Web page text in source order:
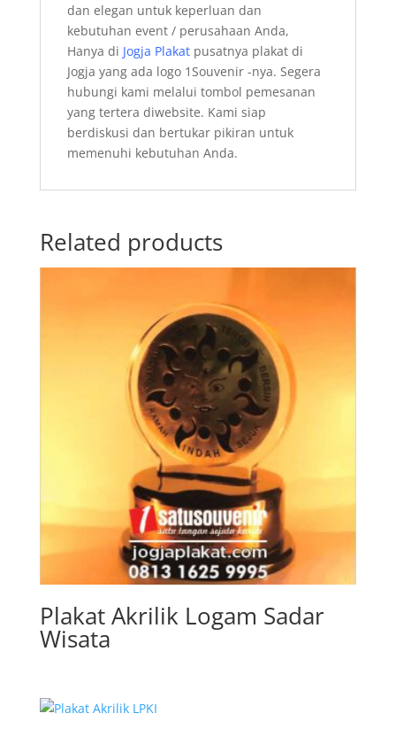
dan elegan untuk keperluan dan
kebutuhan event / perusahaan Anda,
Hanya di Jogja Plakatpusatnya plakat di
Jogja yang ada logo 1Souvenir -nya. Segera
hubungi kami melalui tombol pemesanan
yang tertera diwebsite. Kami siap
berdiskusi dan bertukar pikiran untuk
memenuhi kebutuhan Anda.
Related products
Plakat Akrilik Logam Sadar
Wisata